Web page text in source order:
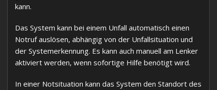
kann.
Das System kann bei einem Unfall automatisch einen
Notruf auslösen, abhängig von der Unfallsituation und
der Systemerkennung. Es kann auch manuell am Lenker
aktiviert werden, wenn sofortige Hilfe benötigt wird.
In einer Notsituation kann das System den Standort des